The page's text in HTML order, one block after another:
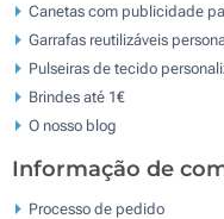
Canetas com publicidade
Garrafas reutilizáveis
Pulseiras de tecido
Brindes até 1€
O nosso blog
Informação de
Processo de pedido